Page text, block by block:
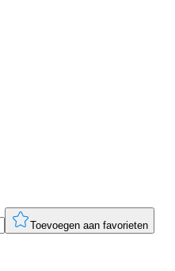
Toevoegen aan favorieten